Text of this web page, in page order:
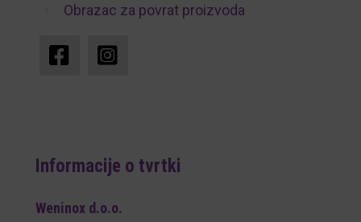
Obrazac za povrat proizvoda
Informacije o tvrtki
Weninox d.o.o.